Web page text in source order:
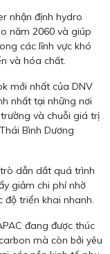
nhận định hydro
năm 2060 và giúp
các lĩnh vực khó
và hóa chất.
mới nhất của DNV
nhất tại những nơi
và chuỗi giá trị
Bình Dương
dẫn dắt quá trình
giảm chi phí nhờ
độ triển khai nhanh.
đang được thúc
mà còn bởi yêu